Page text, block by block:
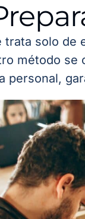
trata solo de
método se
personal,